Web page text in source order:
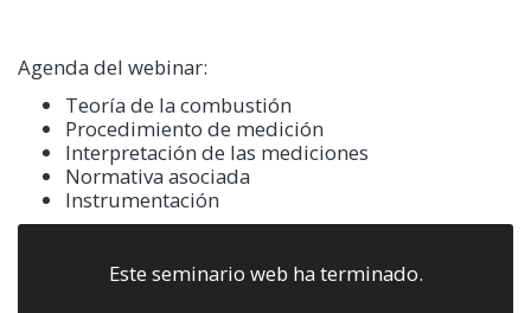
Agenda del webinar:
Teoría de la combustión
Procedimiento de medición
Interpretación de las mediciones
Normativa asociada
Instrumentación
Este seminario web ha terminado.